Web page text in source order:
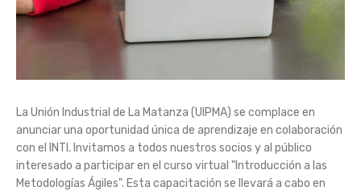
La Unión Industrial de La Matanza (UIPMA) se complace en
anunciar una oportunidad única de aprendizaje en colaboración
con el INTI. Invitamos a todos nuestros socios y al público
interesado a participar en el curso virtual "Introducción a las
Metodologías Ágiles". Esta capacitación se llevará a cabo en